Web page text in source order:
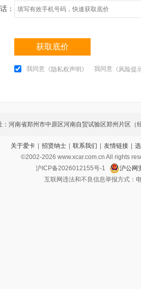
：
获取底价
我同意 《隐私权声明》 我同意 《风险提
：河南省郑州市中原区河南自贸试验区郑州片区（
1291号兴和汽车城1区1-05号
关于爱卡 | 招贤纳士 | 联系我们 | 友情链接 |
©2002-2026 www.xcar.com.cn All rights
沪ICP备2026012155号-1
沪公网
互联网违法和不良信息举报方式：